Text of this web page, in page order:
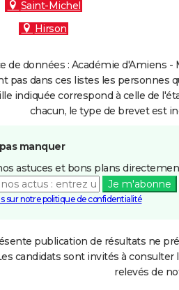
Saint-Michel
Hirson
de données : Académie d'Amiens
pas dans ces listes les personnes
indiquée correspond à celle de
chacun, le type de brevet est
manquer
astuces et bons plans
Je m'abonne
sur notre politique de confidentialité
publication de résultats ne
candidats sont invités à consulter
relevés de